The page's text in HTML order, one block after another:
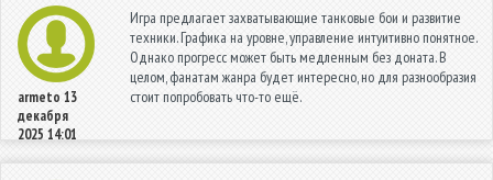
armeto 13
декабря
2025 14:01
Игра предлагает захватывающие танковые бои и развитие
техники. Графика на уровне, управление интуитивно понятное.
Однако прогресс может быть медленным без доната. В
целом, фанатам жанра будет интересно, но для разнообразия
стоит попробовать что-то ещё.